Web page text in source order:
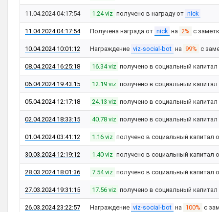
11.04.2024 04:17:54 1.24 viz получено в награду от nick
11.04.2024 04:17:54 Получена награда от nick на 2% с
10.04.2024 10:01:12 Награждение viz-social-bot на 99% с
08.04.2024 16:25:18 16.34 viz получено в социальный
06.04.2024 19:43:15 12.19 viz получено в социальный
05.04.2024 12:17:18 24.13 viz получено в социальный
02.04.2024 18:33:15 40.78 viz получено в социальный
01.04.2024 03:41:12 1.16 viz получено в социальный капитал
30.03.2024 12:19:12 1.40 viz получено в социальный капитал
28.03.2024 18:01:36 7.54 viz получено в социальный капитал
27.03.2024 19:31:15 17.56 viz получено в социальный
26.03.2024 23:22:57 Награждение viz-social-bot на 100% с